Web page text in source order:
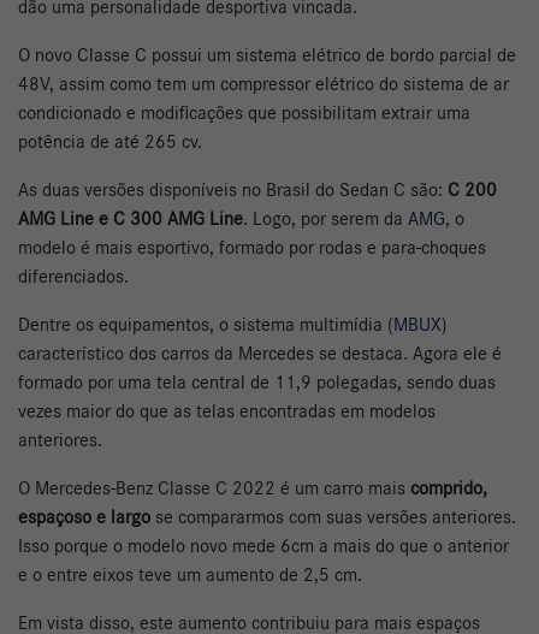
dão uma personalidade desportiva vincada.
O novo Classe C possui um sistema elétrico de bordo parcial de
48V, assim como tem um compressor elétrico do sistema de ar
condicionado e modificações que possibilitam extrair uma
potência de até 265 cv.
As duas versões disponíveis no Brasil do Sedan C são: C 200
AMG Line e C 300 AMG Line. Logo, por serem da AMG, o
modelo é mais esportivo, formado por rodas e para-choques
diferenciados.
Dentre os equipamentos, o sistema multimídia (MBUX)
característico dos carros da Mercedes se destaca. Agora ele é
formado por uma tela central de 11,9 polegadas, sendo duas
vezes maior do que as telas encontradas em modelos
anteriores.
O Mercedes-Benz Classe C 2022 é um carro mais comprido,
espaçoso e largo se compararmos com suas versões anteriores.
Isso porque o modelo novo mede 6cm a mais do que o anterior
e o entre eixos teve um aumento de 2,5 cm.
Em vista disso, este aumento contribuiu para mais espaços